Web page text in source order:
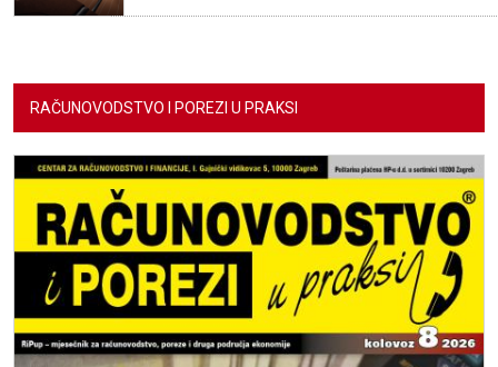
RAČUNOVODSTVO I POREZI U PRAKSI